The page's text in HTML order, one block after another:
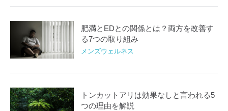
肥満とEDとの関係とは？両方を改善す
る7つの取り組み
メンズウェルネス
トンカットアリは効果なしと言われる5
つの理由を解説